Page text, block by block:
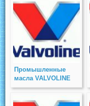
Промышленные
масла VALVOLINE